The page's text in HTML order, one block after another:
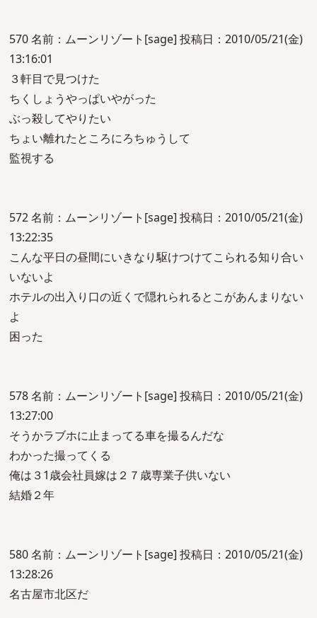
570 名前：ムーンリゾート[sage] 投稿日：2010/05/21(金)
13:16:01
３軒目で見つけた
ちくしょうやっぱいやがった
ぶっ殺してやりたい
ちょい離れたところにろちゅうして
監視する
572 名前：ムーンリゾート[sage] 投稿日：2010/05/21(金)
13:22:35
こんな平日の昼間にいきなり駆けつけてこられる知り合い
いないよ
ホテルの出入り口の近くで隠れられるとこがあんまりない
よ
困った
578 名前：ムーンリゾート[sage] 投稿日：2010/05/21(金)
13:27:00
そうかラブホに止まってる車を撮るんだな
わかった撮ってくる
俺は３1歳会社員嫁は２７歳専業子供いない
結婚２年
580 名前：ムーンリゾート[sage] 投稿日：2010/05/21(金)
13:28:26
名古屋市北区だ